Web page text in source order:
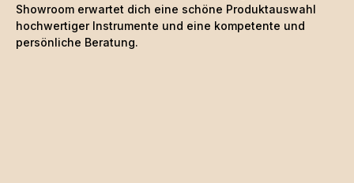
Showroom erwartet dich eine schöne Produktauswahl
hochwertiger Instrumente und eine kompetente und
persönliche Beratung.